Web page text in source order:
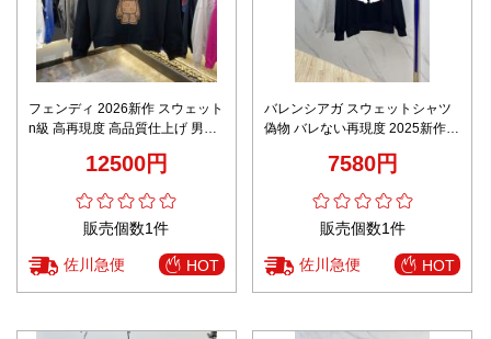
フェンディ 2026新作 スウェット
n級 高再現度 高品質仕上げ 男女
評価口コミ多数 安心サイト
12500円
販売個数1件
佐川急便 HOT
バレンシアガ スウェットシャツ
偽物 バレない再現度 2025新作
ール レビュー高リピ率 安心サイ
7580円
販売個数1件
佐川急便 HOT